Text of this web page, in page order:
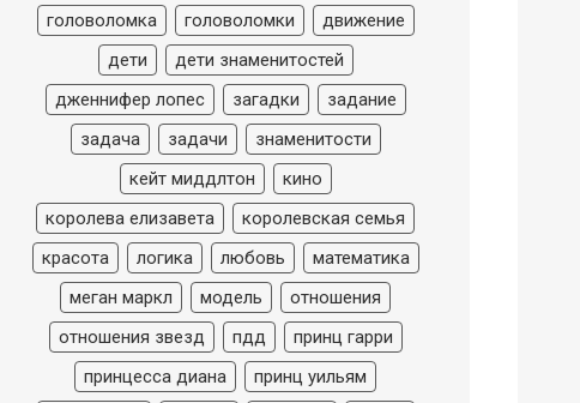
головоломка
головоломки
движение
дети
дети знаменитостей
дженнифер лопес
загадки
задание
задача
задачи
знаменитости
кейт миддлтон
кино
королева елизавета
королевская семья
красота
логика любовь
математика
меган маркл
модель
отношения
отношения звезд
пдд
принц гарри
принцесса диана
принц уильям